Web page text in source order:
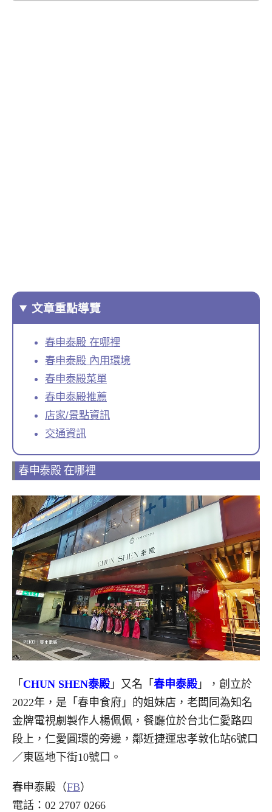
文章重點導覽
春申泰殿 在哪裡
春申泰殿 內用環境
春申泰殿菜單
春申泰殿推薦
店家/景點資訊
交通資訊
春申泰殿 在哪裡
「 CHUN SHEN泰殿 」又名「 春申泰殿 」，創立於
2022年，是「春申食府」的姐妹店，老闆同為知名
金牌電視劇製作人楊佩佩，餐廳位於台北仁愛路四
段上，仁愛圓環的旁邊，鄰近捷運忠孝敦化站6號口
／東區地下街10號口。
春申泰殿（FB）
電話：02 2707 0266